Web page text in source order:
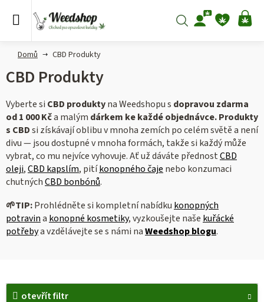
Hledat
Domů CBD Produkty
CBD Produkty
Vyberte si CBD produktyna Weedshopu s dopravou zdarma
od 1 000 Kča malým dárkem ke každé objednávce.Produkty
s CBDsi získávají oblibu v mnoha zemích po celém světě a není
divu — jsou dostupné v mnoha formách, takže si každý může
vybrat, co mu nejvíce vyhovuje. Ať už dáváte přednostCBD
oleji,CBD kapslím, pitíkonopného čaje nebo konzumaci
chutnýchCBD bonbónů.
🌱TIP:Prohlédněte si kompletní nabídku konopných
potravina konopné kosmetiky,vyzkoušejte naše kuřácké
potřebya vzdělávejte se s námi naWeedshop blogu.
otevřít filtr
V